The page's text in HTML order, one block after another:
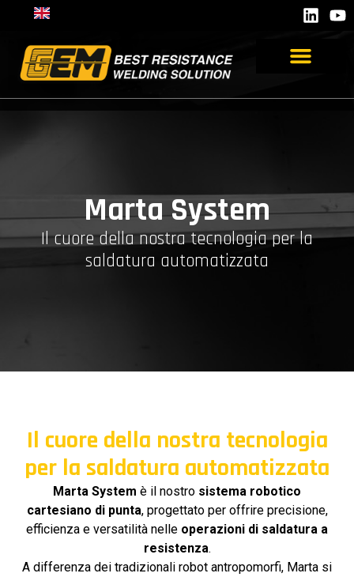
Marta System
Il cuore della nostra tecnologia per la
saldatura automatizzata
Il cuore della nostra tecnologia
per la saldatura automatizzata
Marta System è il nostro sistema robotico
cartesiano di punta, progettato per offrire precisione,
efficienza e versatilità nelle operazioni di saldatura a
resistenza.
A differenza dei tradizionali robot antropomorfi, Marta si